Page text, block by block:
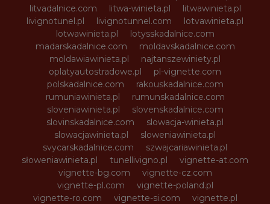
litvadalnice.com
litwa-winieta.pl
litwawinieta.pl
livignotunel.pl
livignotunnel.com
lotvawinieta.pl
lotwawinieta.pl
lotysskadalnice.com
madarskadalnice.com
moldavskadalnice.com
moldawiawinieta.pl
najtanszewiniety.pl
oplatyautostradowe.pl
pl-vignette.com
polskadalnice.com
rakouskadalnice.com
rumuniawinieta.pl
rumunskadalnice.com
sloveniawinieta.pl
slovenskadalnice.com
slovinskadalnice.com
slowacja-winieta.pl
slowacjawinieta.pl
sloweniawinieta.pl
svycarskadalnice.com
szwajcariawinieta.pl
słoweniawinieta.pl
tunellivigno.pl
vignette-at.com
vignette-bg.com
vignette-cz.com
vignette-pl.com
vignette-poland.pl
vignette-ro.com
vignette-si.com
vignette.pl